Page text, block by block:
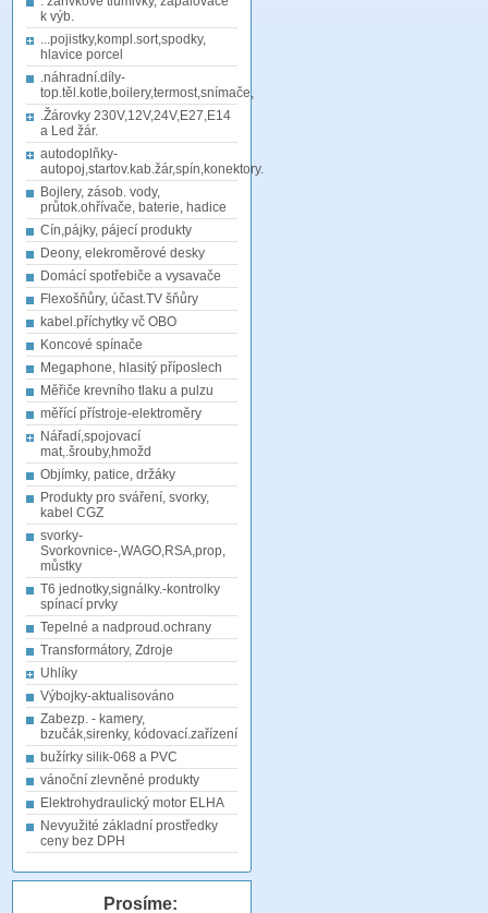
k výb.
...pojistky,kompl.sort,spodky,
hlavice porcel
.náhradní.díly-
top.těl.kotle,boilery,termost,snímače,
.Žárovky 230V,12V,24V,E27,E14
a Led žár.
autodoplňky-
autopoj,startov.kab.žár,spín,konektory.
Bojlery, zásob. vody,
průtok.ohřívače, baterie, hadice
Cín,pájky, pájecí produkty
Deony, elekroměrové desky
Domácí spotřebiče a vysavače
Flexošňůry, účast.TV šňůry
kabel.příchytky vč OBO
Koncové spínače
Megaphone, hlasitý příposlech
Měřiče krevního tlaku a pulzu
měřící přístroje-elektroměry
Nářadí,spojovací
mat,.šrouby,hmožd
Objímky, patice, držáky
Produkty pro sváření, svorky,
kabel CGZ
svorky-
Svorkovnice-,WAGO,RSA,prop,
můstky
T6 jednotky,signálky.-kontrolky
spínací prvky
Tepelné a nadproud.ochrany
Transformátory, Zdroje
Uhlíky
Výbojky-aktualisováno
Zabezp. - kamery,
bzučák,sirenky, kódovací.zařízení
bužírky silik-068 a PVC
vánoční zlevněné produkty
Elektrohydraulický motor ELHA
Nevyužité základní prostředky
ceny bez DPH
Prosíme: